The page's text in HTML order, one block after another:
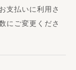
支払いに利用さ
にご変更くださ